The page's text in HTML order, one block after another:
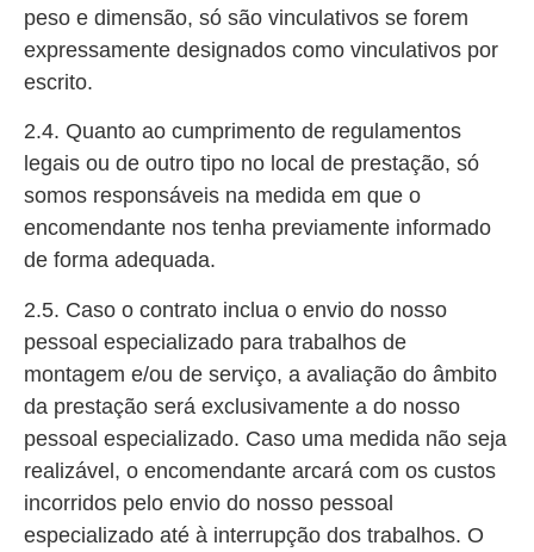
peso e dimensão, só são vinculativos se forem
expressamente designados como vinculativos por
escrito.
2.4. Quanto ao cumprimento de regulamentos
legais ou de outro tipo no local de prestação, só
somos responsáveis na medida em que o
encomendante nos tenha previamente informado
de forma adequada.
2.5. Caso o contrato inclua o envio do nosso
pessoal especializado para trabalhos de
montagem e/ou de serviço, a avaliação do âmbito
da prestação será exclusivamente a do nosso
pessoal especializado. Caso uma medida não seja
realizável, o encomendante arcará com os custos
incorridos pelo envio do nosso pessoal
especializado até à interrupção dos trabalhos. O